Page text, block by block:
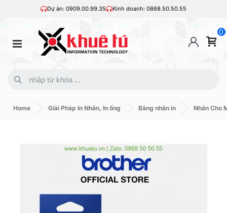
Dự án: 0909.00.99.35 Kinh doanh: 0868.50.50.55
0
Home Giải Pháp In Nhãn, In ống Băng nhãn in Nhãn Cho